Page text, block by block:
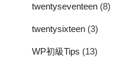
twentyseventeen (8)
twentysixteen (3)
WP初級Tips (13)